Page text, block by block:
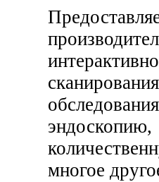
многое